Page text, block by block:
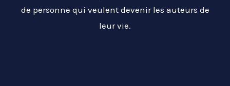
de personne qui veulent devenir les auteurs de
leur vie.